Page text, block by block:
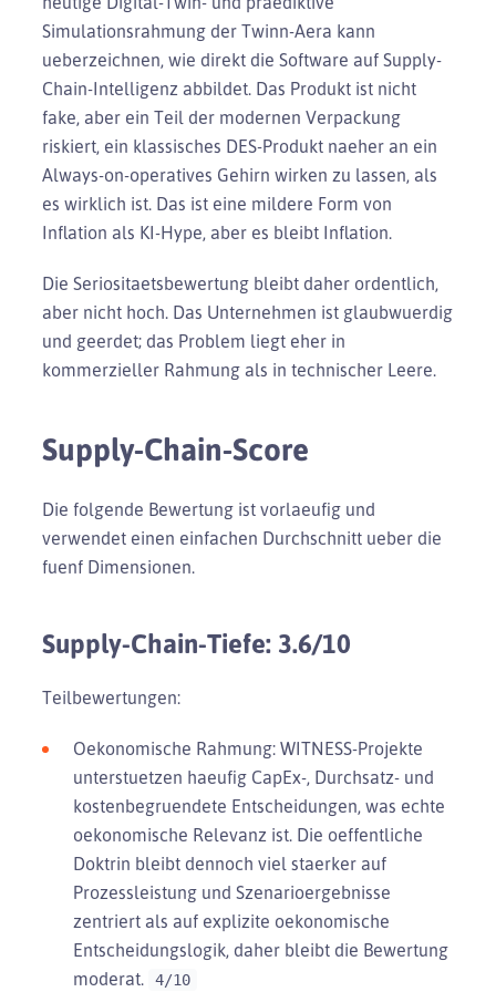
Simulationsrahmung der Twinn-Aera kann
ueberzeichnen, wie direkt die Software auf Supply-
Chain-Intelligenz abbildet. Das Produkt ist nicht
fake, aber ein Teil der modernen Verpackung
riskiert, ein klassisches DES-Produkt naeher an ein
Always-on-operatives Gehirn wirken zu lassen, als
es wirklich ist. Das ist eine mildere Form von
Inflation als KI-Hype, aber es bleibt Inflation.
Die Seriositaetsbewertung bleibt daher ordentlich,
aber nicht hoch. Das Unternehmen ist glaubwuerdig
und geerdet; das Problem liegt eher in
kommerzieller Rahmung als in technischer Leere.
Supply-Chain-Score
Die folgende Bewertung ist vorlaeufig und
verwendet einen einfachen Durchschnitt ueber die
fuenf Dimensionen.
Supply-Chain-Tiefe: 3.6/10
Teilbewertungen:
Oekonomische Rahmung: WITNESS-Projekte
unterstuetzen haeufig CapEx-, Durchsatz- und
kostenbegruendete Entscheidungen, was echte
oekonomische Relevanz ist. Die oeffentliche
Doktrin bleibt dennoch viel staerker auf
Prozessleistung und Szenarioergebnisse
zentriert als auf explizite oekonomische
Entscheidungslogik, daher bleibt die Bewertung
moderat.
4/10